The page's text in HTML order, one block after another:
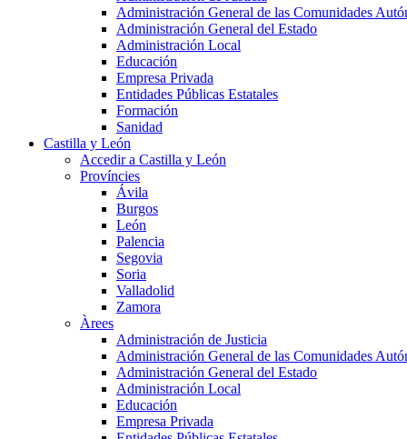
Administración General de las Comunidades
Administración General del Estado
Administración Local
Educación
Empresa Privada
Entidades Públicas Estatales
Formación
Sanidad
Castilla y León
Accedir a Castilla y León
Províncies
Ávila
Burgos
León
Palencia
Segovia
Soria
Valladolid
Zamora
Àrees
Administración de Justicia
Administración General de las Comunidades
Administración General del Estado
Administración Local
Educación
Empresa Privada